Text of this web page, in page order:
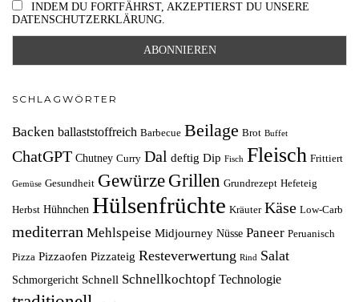
INDEM DU FORTFÄHRST, AKZEPTIERST DU UNSERE
DATENSCHUTZERKLÄRUNG.
SCHLAGWÖRTER
Backen ballaststoffreich Barbecue Beilage Brot Buffet
ChatGPT Chutney Curry Dal deftig Dip Fisch Fleisch Frittiert
Gemüse Gesundheit Gewürze Grillen Grundrezept Hefeteig
Herbst Hühnchen Hülsenfrüchte Kräuter Käse Low-Carb
mediterran Mehlspeise Midjourney Nüsse Paneer Peruanisch
Pizza Pizzaofen Pizzateig Resteverwertung Rind Salat
Schmorgericht Schnell Schnellkochtopf Technologie